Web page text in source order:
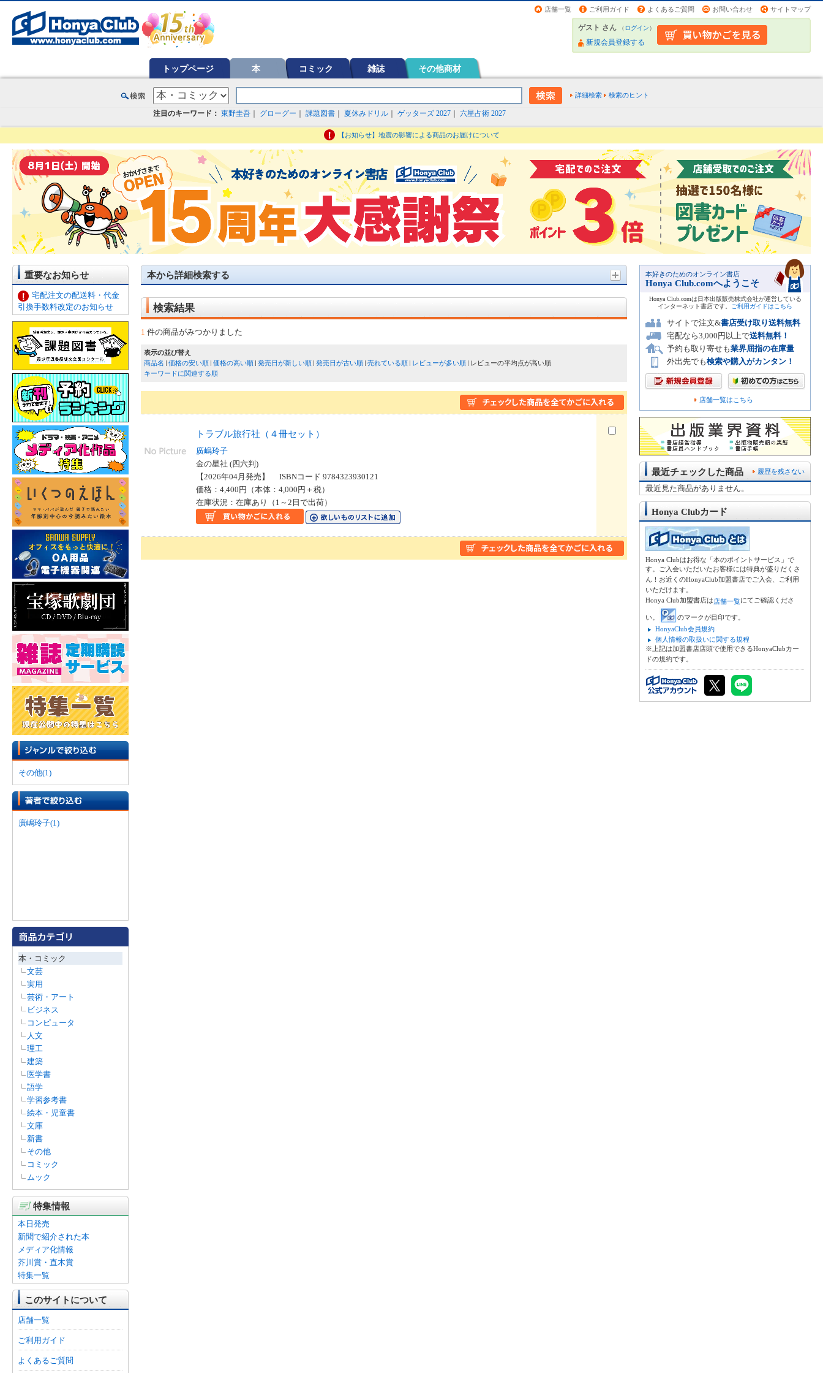
店舗一覧 ご利用ガイド よくあるご質問 お問い合わせ サイトマップ
ゲスト さん （ログイン）
新規会員登録する
トップページ 本 コミック 雑誌 その他商材
詳細検索 検索のヒント
注目のキーワード： 東野圭吾 グローグー 課題図書 夏休みドリル ゲッターズ 2027 六星占術 2027
【お知らせ】地震の影響による商品のお届けについて
重要なお知らせ
宅配注文の配送料・代金
引換手数料改定のお知らせ
その他(1)
廣嶋玲子(1)
本・コミック
文芸
実用
芸術・アート
ビジネス
コンピュータ
人文
理工
建築
医学書
語学
学習参考書
絵本・児童書
文庫
新書
その他
コミック
ムック
特集情報
本日発売
新聞で紹介された本
メディア化情報
芥川賞・直木賞
特集一覧
このサイトについて
店舗一覧
ご利用ガイド
よくあるご質問
本から詳細検索する
検索結果
1 件の商品がみつかりました
表示の並び替え
商品名
価格の安い順 価格の高い順 発売日が新しい順 発売日が古い順 売れている順 レビューが多い順
レビューの平均点が高い順
キーワードに関連する順
トラブル旅行社（４冊セット）
廣嶋玲子
金の星社 (四六判)
【2026年04月発売】 ISBNコード 9784323930121
価格：4,400円（本体：4,000円＋税）
在庫状況：在庫あり（1～2日で出荷）
本好きのためのオンライン書店
Honya Club.comへようこそ
Honya Club.comは日本出版販売株式会社が運営している
インターネット書店です。
ご利用ガイドはこちら
サイトで注文&書店受け取り送料無料
宅配なら3,000円以上で送料無料！
予約も取り寄せも業界屈指の在庫量
外出先でも検索や購入がカンタン！
店舗一覧はこちら
履歴を残さない
最近チェックした商品
最近見た商品がありません。
Honya Clubカード
Honya Clubはお得な「本のポイントサービス」で
す。ご入会いただいたお客様には特典が盛りだくさ
ん！お近くのHonyaClub加盟書店でご入会、ご利用
いただけます。
Honya Club加盟書店は店舗一覧にてご確認くださ
い。
のマークが目印です。
HonyaClub会員規約
個人情報の取扱いに関する規程
※上記は加盟書店店頭で使用できるHonyaClubカー
ドの規約です。